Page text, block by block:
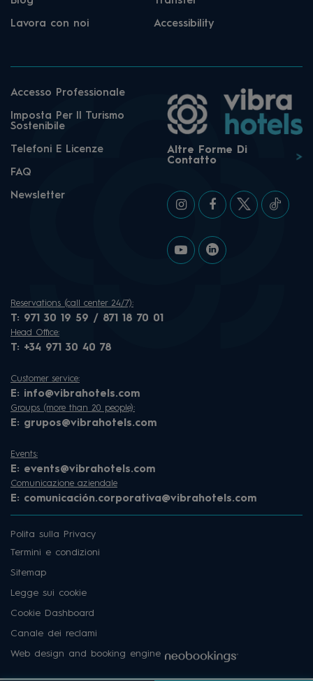
Lavora con noi Accessibility
Accesso Professionale
Imposta Per Il Turismo
Sostenibile
Telefoni E Licenze
FAQ
Newsletter
Altre Forme Di
Contatto
Reservations (call center 24/7):
T: 971 30 19 59 / 871 18 70 01
Head Office:
T: +34 971 30 40 78
Customer service:
E: info@vibrahotels.com
Groups (more than 20 people):
E: grupos@vibrahotels.com
Events:
E: events@vibrahotels.com
Comunicazione aziendale
E: comunicación.corporativa@vibrahotels.com
Polita sulla Privacy
Termini e condizioni
Sitemap
Legge sui cookie
Cookie Dashboard
Canale dei reclami
Web design and booking engine